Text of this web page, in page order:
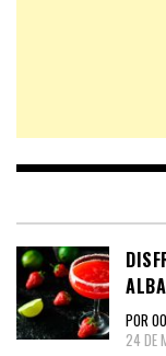
POR
24 DE